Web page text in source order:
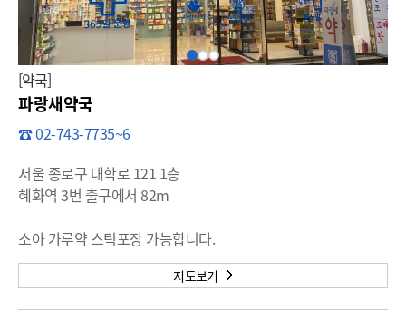
[약국]
파랑새약국
☎ 02-743-7735~6
서울 종로구 대학로 121 1층
혜화역 3번 출구에서 82m
소아 가루약 스틱포장 가능합니다.
지도보기